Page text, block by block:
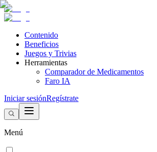
Contenido
Beneficios
Juegos y Trivias
Herramientas
Comparador de Medicamentos
Faro IA
Iniciar sesiónRegístrate
Menú